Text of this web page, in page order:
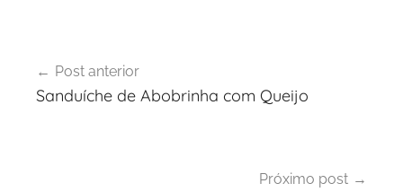
de
Post anterior
Sanduíche de Abobrinha com Queijo
Próximo post